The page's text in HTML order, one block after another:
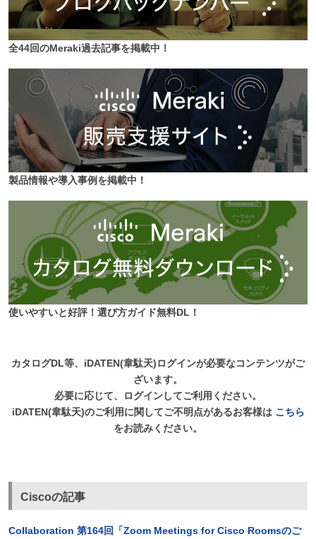
全44回のMeraki過去記事を掲載中！
製品情報や導入事例を掲載中！
使いやすいと好評！選び方ガイド無料DL！
カタログDL等、iDATEN(韋駄天)ログインが必要なコンテンツがご
ざいます。
必要に応じて、ログインしてご利用ください。
iDATEN(韋駄天)のご利用に関してご不明点があるお客様は こちら
をお読みください。
Ciscoの記事
Collaboration 第164回「Zoom Meetings for Cisco Roomsのご